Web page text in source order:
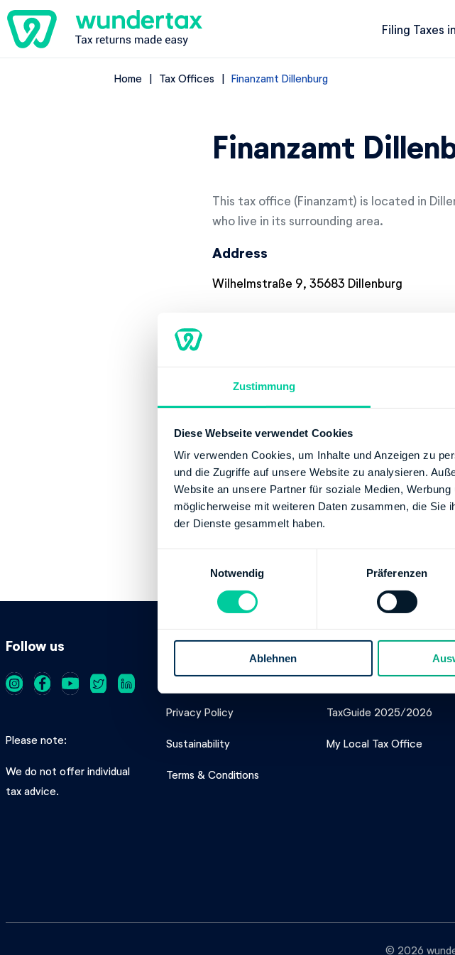
Zustimmung
Diese Webseite verwendet Cookies
Wir verwenden Cookies, um Inhalte und Anzeigen zu
und die Zugriffe auf unsere Website zu analysieren.
Website an unsere Partner für soziale Medien,
möglicherweise mit weiteren Daten zusammen, die Sie
der Dienste gesammelt haben.
g
Notwendig Präferenzen
Ablehnen
Filing Taxes
Home Tax Offices Finanzamt Dillenburg
Finanzamt
This tax office (Finanzamt) is located in
who live in its surrounding area.
Address
Wilhelmstraße 9, 35683 Dillenburg
Banking Details
Institution:LANDESBANK HESSEN-
BIC: HELADEFFXXX
IBAN:DE25500500000001000298
Account holder:Finanzamt Gießen
Institution:DEUTSCHE BUNDESBANK
Account holder: Finanzamt Gießen
Follow us
Please note
We do not offer individual
tax advice.
Product
Costs
Privacy Policy
Sustainability
Terms & Conditions
Our Tax Service
Tax Tips
TaxGuide 2025/2026
My Local Tax Office
© 2026